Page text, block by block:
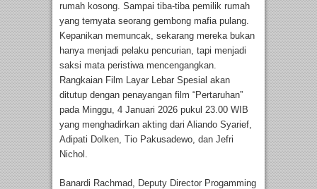
rumah kosong. Sampai tiba-tiba pemilik rumah
yang ternyata seorang gembong mafia pulang.
Kepanikan memuncak, sekarang mereka bukan
hanya menjadi pelaku pencurian, tapi menjadi
saksi mata peristiwa mencengangkan.
Rangkaian Film Layar Lebar Spesial akan
ditutup dengan penayangan film “Pertaruhan”
pada Minggu, 4 Januari 2026 pukul 23.00 WIB
yang menghadirkan akting dari Aliando Syarief,
Adipati Dolken, Tio Pakusadewo, dan Jefri
Nichol.
Banardi Rachmad, Deputy Director Progamming